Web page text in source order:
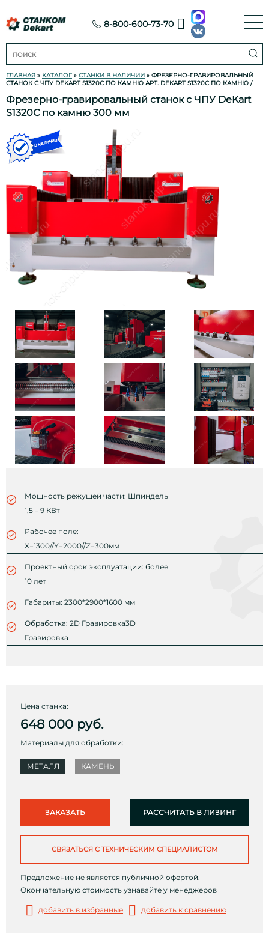
8-800-600-73-70
ГЛАВНАЯ » КАТАЛОГ » СТАНКИ В НАЛИЧИИ » ФРЕЗЕРНО-ГРАВИРОВАЛЬНЫЙ
СТАНОК С ЧПУ DEKART S1320С ПО КАМНЮ АРТ. DEKART S1320C ПО КАМНЮ /
Фрезерно-гравировальный станок с ЧПУ DeKart
S1320С по камню 300 мм
Мощность режущей части: Шпиндель
1,5 – 9 КВт
Рабочее поле:
X=1300//Y=2000//Z=300мм
Проектный срок эксплуатации: более
10 лет
Габариты: 2300*2900*1600 мм
Обработка: 2D Гравировка3D
Гравировка
Цена станка:
648 000 руб.
Материалы для обработки:
МЕТАЛЛ КАМЕНЬ
ЗАКАЗАТЬ РАССЧИТАТЬ В ЛИЗИНГ
СВЯЗАТЬСЯ С ТЕХНИЧЕСКИМ СПЕЦИАЛИСТОМ
Предложение не является публичной офертой.
Окончательную стоимость узнавайте у менеджеров
добавить в избранные добавить к сравнению